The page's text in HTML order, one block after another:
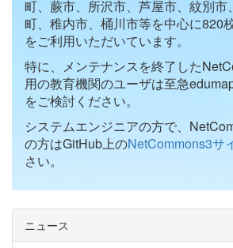
町、蕨市、所沢市、芦屋市、紋別市
町、稚内市、桶川市等を中心に820
をご利用いただいています。
特に、メンテナンスを終了した
用の教育機関のユーザは至急
をご検討ください。
システムエンジニアの方で、
の方はGitHub上のNetCommons3サ
さい。
ニュース